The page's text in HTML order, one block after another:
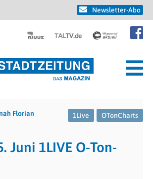
Newsletter-Abo
Florian 1Live OTonCharts
Juni 1LIVE O-Ton-